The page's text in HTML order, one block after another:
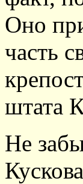
Оно
часть
штата
Не